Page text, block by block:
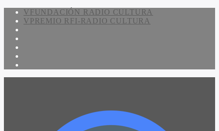
FUNDACIÓN RADIO CULTURA
PREMIO RFI-RADIO CULTURA